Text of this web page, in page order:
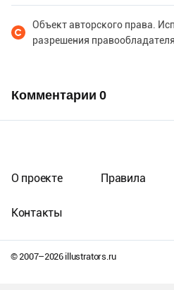
Объект авторского права.
разрешения
Комментарии 0
© 2007–2026illustrators.ru
О проекте Правила
Контакты